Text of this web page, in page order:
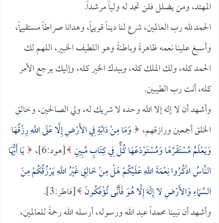
المهتد، ومن يضلل فلن تجد له ولياً مرشداً.
الحمد لله رب العالمين، شرع لنا ديناً قويماً، وهدانا صراطاً مستقيماً،
وأسبغ علينا نعمه ظاهرةً وباطنةً وهو اللطيف الخبير، اللهم لك
الحمد كله، ولك الملك كله، وبيدك الخير كله، وإليك يرجع الأمر
كله، أنت رب الطيبين.
وأشهد أن لا إله إلا الله وحده لا شريك له، ولي الصالحين، وخالق
الخلق أجمعين ورازقهم،
وَمَا مِنْ دَابَّةٍ فِي الأَرْضِ إِلَّا عَلَى اللَّهِ رِزْقُهَا
وَيَعْلَمُ مُسْتَقَرَّهَا وَمُسْتَوْدَعَهَا كُلٌّ فِي كِتَابٍ مُبِينٍ [هود:6]،
يَا أَيُّهَا
النَّاسُ اذْكُرُوا نِعْمَةَ اللَّهِ عَلَيْكُمْ هَلْ مِنْ خَالِقٍ غَيْرُ اللَّهِ يَرْزُقُكُمْ مِنَ
السَّمَاءِ وَالأَرْضِ لا إِلَهَ إِلَّا هُوَ فَأَنَّى تُؤْفَكُونَ [فاطر:3].
وأشهد أن نبينا محمداً عبد الله ورسوله، أرسله الله رحمةً للعالمين،